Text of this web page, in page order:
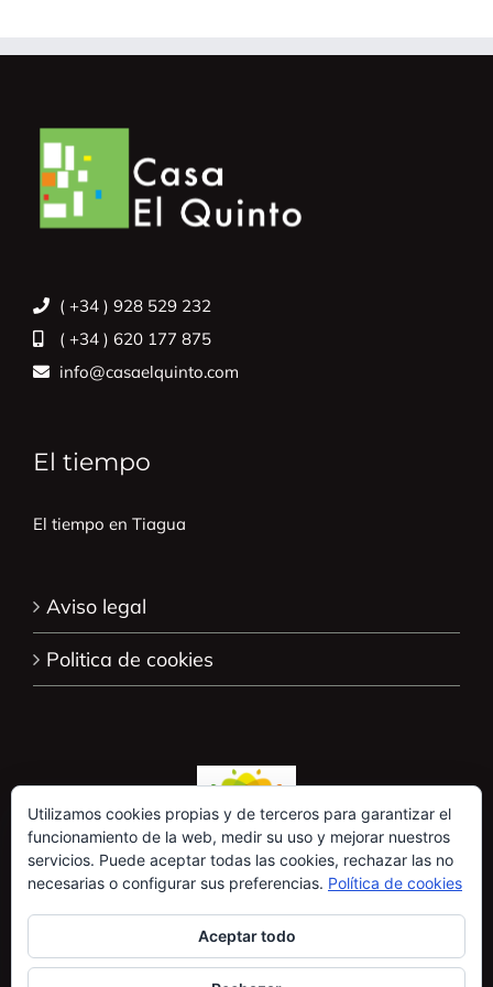
( +34 ) 928 529 232
( +34 ) 620 177 875
info@casaelquinto.com
El tiempo
El tiempo en Tiagua
Aviso legal
Politica de cookies
Utilizamos cookies propias y de terceros para garantizar el
funcionamiento de la web, medir su uso y mejorar nuestros
servicios. Puede aceptar todas las cookies, rechazar las no
necesarias o configurar sus preferencias. Política de cookies
Aceptar todo